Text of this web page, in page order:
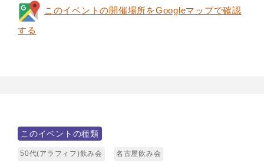
このイベントの開催場所をGoogleマップで確認
する
このイベントの種類
50代(アラフィフ)飲み会 名古屋飲み会